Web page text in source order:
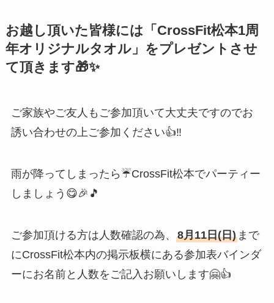
お越し頂いた皆様には「CrossFit松本1周
年オリジナルタオル」をプレゼントさせ
て頂きます🎁✨
ご家族やご友人もご参加頂いて大丈夫ですのでお
誘い合わせの上ご参加ください👍‼️
雨が降ってしまったら☔CrossFit松本でパーティー
しましょう😋🎉🎵
ご参加頂ける方は人数確認の為、 8月11日(日)まで
にCrossFit松本内の掲示板横にある参加表バインダ
ーにお名前と人数をご記入お願いします🤗👍